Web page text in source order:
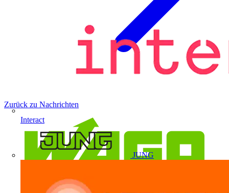
Interact
JUNG
Zurück zu Nachrichten